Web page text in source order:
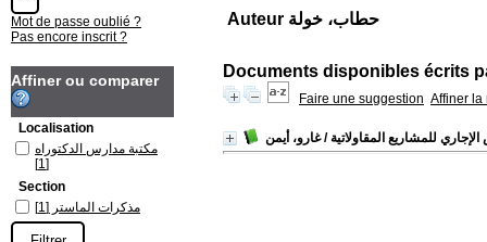
Auteur حطاب، خولة
Documents disponibles écrits
Faire une suggestion Affiner la
للمشاريع المقاولاتية / غارو، أيمن
Mot de passe oublié ?
Pas encore inscrit ?
Affiner ou comparer
Localisation
مكتبة مدارس الدكتوراه
[1]
Section
مذكرات الماستر [1]